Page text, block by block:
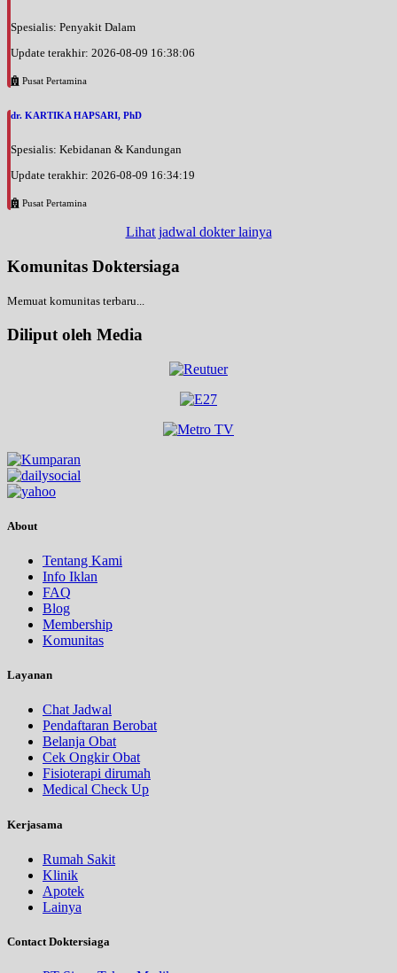
Spesialis: Penyakit Dalam
Update terakhir: 2026-08-09 16:38:06
Pusat Pertamina
dr. KARTIKA HAPSARI, PhD
Spesialis: Kebidanan & Kandungan
Update terakhir: 2026-08-09 16:34:19
Pusat Pertamina
Lihat jadwal dokter lainya
Komunitas Doktersiaga
Memuat komunitas terbaru...
Diliput oleh Media
About
Tentang Kami
Info Iklan
FAQ
Blog
Membership
Komunitas
Layanan
Chat Jadwal
Pendaftaran Berobat
Belanja Obat
Cek Ongkir Obat
Fisioterapi dirumah
Medical Check Up
Kerjasama
Rumah Sakit
Klinik
Apotek
Lainya
Contact Doktersiaga